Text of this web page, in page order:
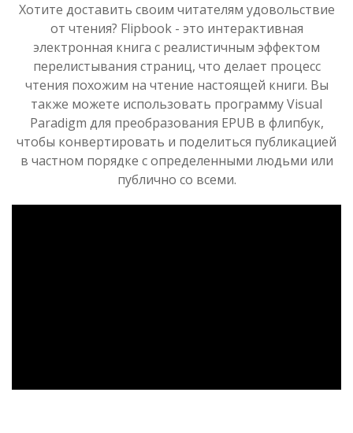
Хотите доставить своим читателям удовольствие
от чтения? Flipbook - это интерактивная
электронная книга с реалистичным эффектом
перелистывания страниц, что делает процесс
чтения похожим на чтение настоящей книги. Вы
также можете использовать программу Visual
Paradigm для преобразования EPUB в флипбук,
чтобы конвертировать и поделиться публикацией
в частном порядке с определенными людьми или
публично со всеми.